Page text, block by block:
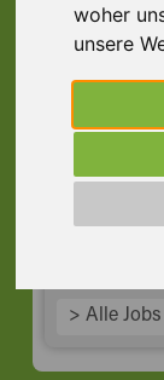
woher
unsere
63179
> Alle